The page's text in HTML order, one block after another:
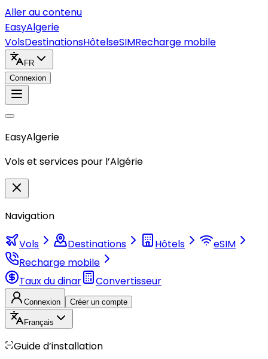
Aller au contenu
EasyAlgerie
VolsDestinationsHôtelseSIMRecharge mobile
FR
Connexion
EasyAlgerie
Vols et services pour l’Algérie
Navigation
Vols Destinations Hôtels
eSIM
Recharge mobile
Taux du dinar
Convertisseur
Connexion Créer un compte
Français
Guide d’installation